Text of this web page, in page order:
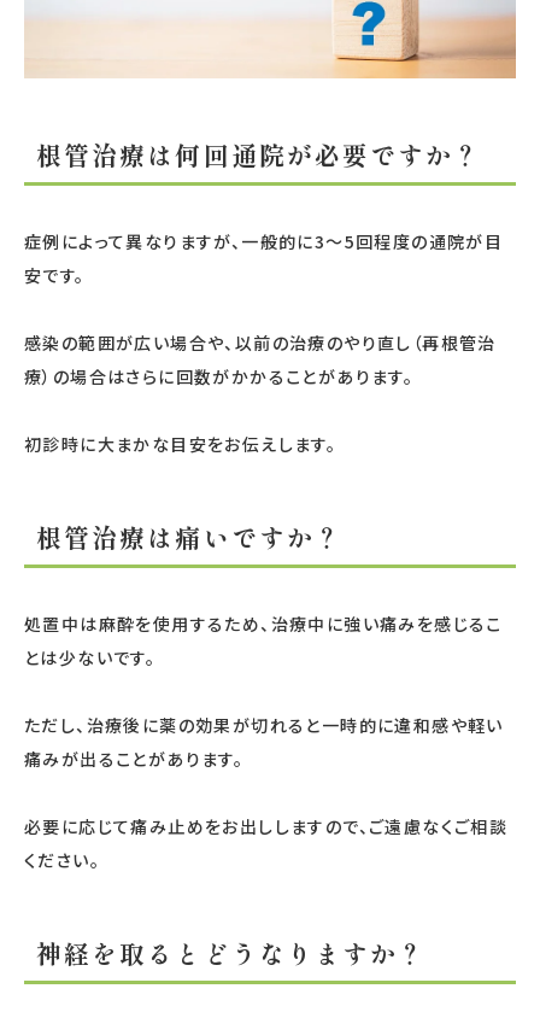
根管治療は何回通院が必要ですか？
症例によって異なりますが、一般的に3〜5回程度の通院が目
安です。
感染の範囲が広い場合や、以前の治療のやり直し（再根管治
療）の場合はさらに回数がかかることがあります。
初診時に大まかな目安をお伝えします。
根管治療は痛いですか？
処置中は麻酔を使用するため、治療中に強い痛みを感じるこ
とは少ないです。
ただし、治療後に薬の効果が切れると一時的に違和感や軽い
痛みが出ることがあります。
必要に応じて痛み止めをお出ししますので、ご遠慮なくご相談
ください。
神経を取るとどうなりますか？